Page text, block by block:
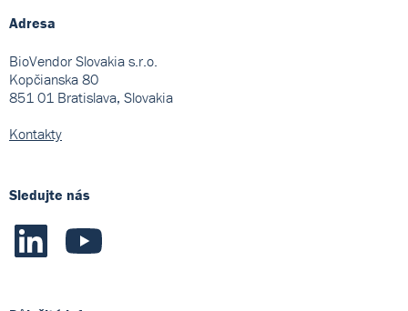
Adresa
BioVendor Slovakia s.r.o.
Kopčianska 80
851 01 Bratislava, Slovakia
Kontakty
Sledujte nás